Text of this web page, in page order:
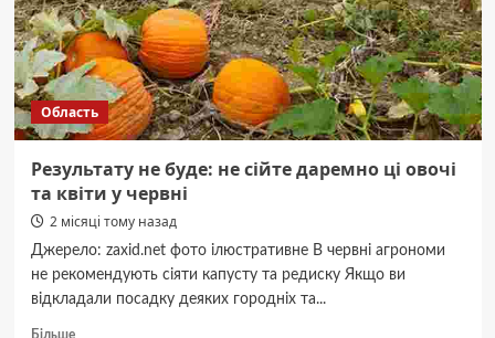
Область
Результату не буде: не сійте даремно ці овочі
та квіти у червні
2 місяці тому назад
Джерело: zaxid.net фото ілюстративне В червні агрономи
не рекомендують сіяти капусту та редиску Якщо ви
відкладали посадку деяких городніх та...
БільшеДокладніше